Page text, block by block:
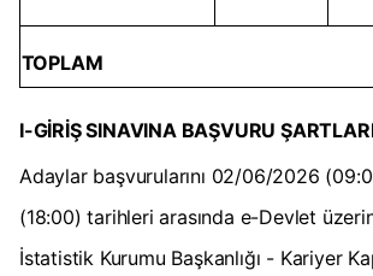
TOPLAM
I-GİRİŞ SINAVINA BAŞVURU
Adaylar başvurularını 02/06/2026
(18:00) tarihleri arasında e-Devlet
İstatistik Kurumu Başkanlığı - Kariyer